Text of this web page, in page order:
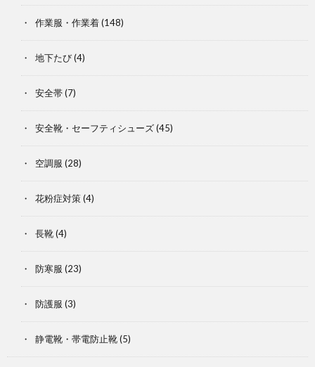
作業服・作業着(148)
地下たび(4)
安全帯(7)
安全靴・セーフティシューズ(45)
空調服 (28)
花粉症対策(4)
長靴(4)
防寒服 (23)
防護服 (3)
静電靴・帯電防止靴(5)